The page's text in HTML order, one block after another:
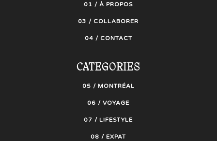
01 / À PROPOS
03 / COLLABORER
04 / CONTACT
CATEGORIES
05 / MONTRÉAL
06 / VOYAGE
07 / LIFESTYLE
08 / EXPAT